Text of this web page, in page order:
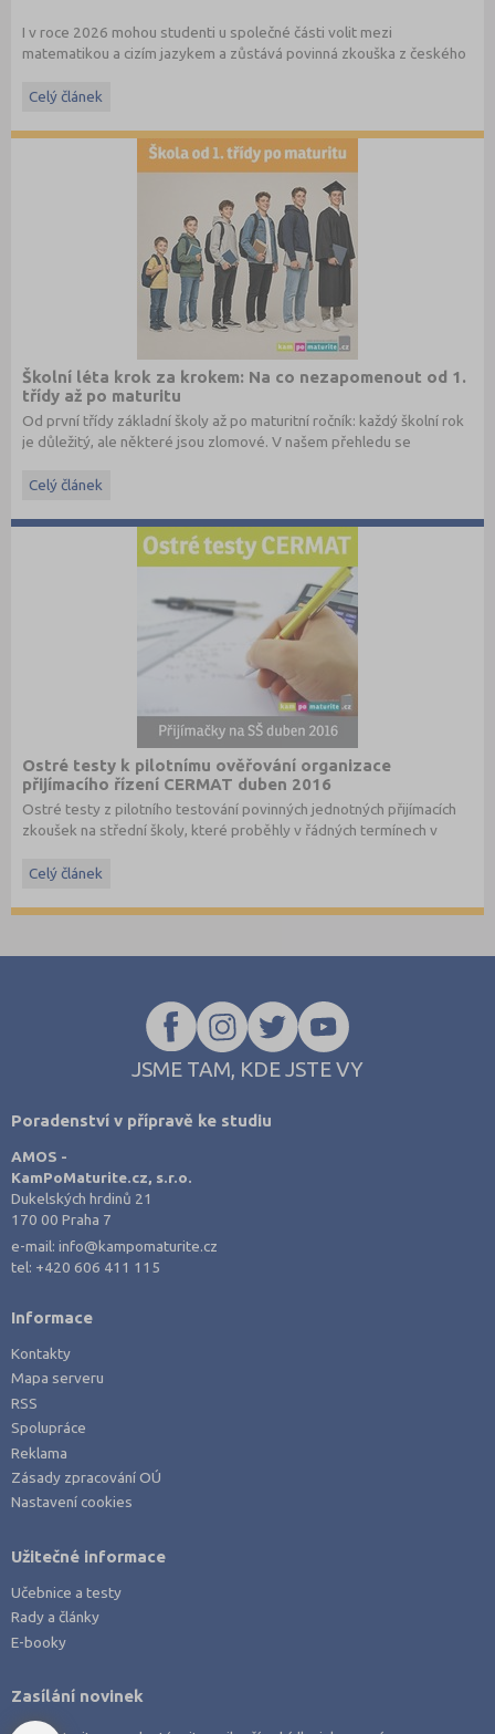
I v roce 2026 mohou studenti u společné části volit mezi
matematikou a cizím jazykem a zůstává povinná zkouška z českého
informacemi.
Celý článek
Školní léta krok za krokem: Na co nezapomenout od 1.
třídy až po maturitu
Od první třídy základní školy až po maturitní ročník: každý školní rok
je důležitý, ale některé jsou zlomové. V našem přehledu se
Celý článek
Ostré testy k pilotnímu ověřování organizace
přijímacího řízení CERMAT duben 2016
Ostré testy z pilotního testování povinných jednotných přijímacích
zkoušek na střední školy, které proběhly v řádných termínech v
Stáhněte si ostré i ilustrační testy
Celý článek
JSME TAM, KDE JSTE VY
Poradenství v přípravě ke studiu
AMOS -
KamPoMaturite.cz, s.r.o.
Dukelských hrdinů 21
170 00 Praha 7
e-mail:info@kampomaturite.cz
tel: +420 606 411 115
Informace
Kontakty
Mapa serveru
RSS
Spolupráce
Reklama
Zásady zpracování OÚ
Nastavení cookies
Užitečné informace
Učebnice a testy
Rady a články
E-booky
Zasílání novinek